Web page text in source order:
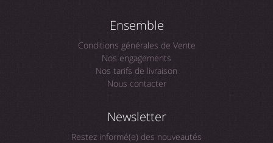
Ensemble
Conditions générales de Vente
Nos engagements
Nos tarifs de livraison
Nous contacter
Newsletter
Restez informé(e) des nouveautés